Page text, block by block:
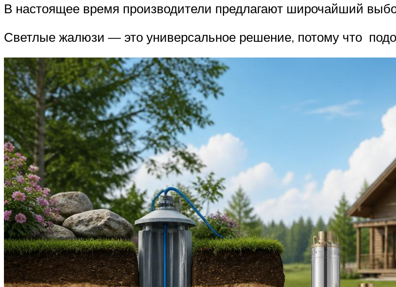
В настоящее время производители предлагают широчайший
Светлые жалюзи — это универсальное решение, потому что